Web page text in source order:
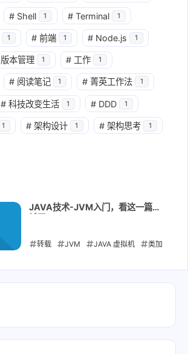
# Shell 1 # Terminal 1
1 # 前端 1 # Node.js 1
版本管理 1 # 工作 1
# 阅读笔记 1 # 菁英工作法 1
# 科技改变生活 1 # DDD 1
1 # 架构设计 1 # 架构思考 1
JAVA技术-JVM入门，看这一篇就
转载 JVM JAVA 虚拟机 类加
2025-09-20